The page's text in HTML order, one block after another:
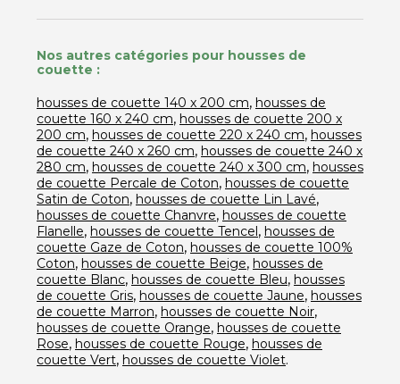
Nos autres catégories pour housses de
couette :
housses de couette 140 x 200 cm, housses de
couette 160 x 240 cm, housses de couette 200 x
200 cm, housses de couette 220 x 240 cm, housses
de couette 240 x 260 cm, housses de couette 240 x
280 cm, housses de couette 240 x 300 cm, housses
de couette Percale de Coton, housses de couette
Satin de Coton, housses de couette Lin Lavé,
housses de couette Chanvre, housses de couette
Flanelle, housses de couette Tencel, housses de
couette Gaze de Coton, housses de couette 100%
Coton, housses de couette Beige, housses de
couette Blanc, housses de couette Bleu, housses
de couette Gris, housses de couette Jaune, housses
de couette Marron, housses de couette Noir,
housses de couette Orange, housses de couette
Rose, housses de couette Rouge, housses de
couette Vert, housses de couette Violet.